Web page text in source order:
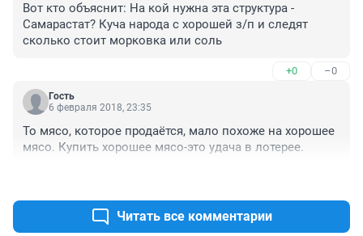
Вот кто объяснит: На кой нужна эта структура -
Самарастат? Куча народа с хорошей з/п и следят
сколько стоит морковка или соль
+0 –0
Гость
6 февраля 2018, 23:35
То мясо, которое продаётся, мало похоже на хорошее
мясо. Купить хорошее мясо-это удача в лотерее.
Читать все комментарии